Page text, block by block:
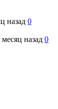
назад 0
месяц назад 0